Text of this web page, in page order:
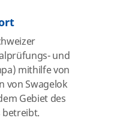
und
mithilfe von
von Swagelok
Gebiet des